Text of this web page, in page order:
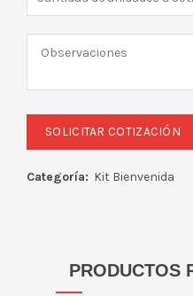
Categoría: Kit Bienvenida
PRODUCTOS